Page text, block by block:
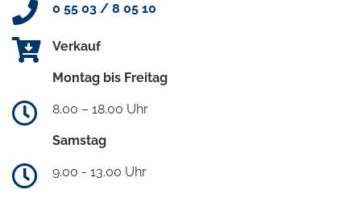
0 55 03 / 8 05 10
Verkauf
Montag bis Freitag
8.00 – 18.00 Uhr
Samstag
9.00 - 13.00 Uhr